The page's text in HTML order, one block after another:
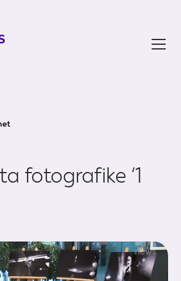
fotografike ‘1